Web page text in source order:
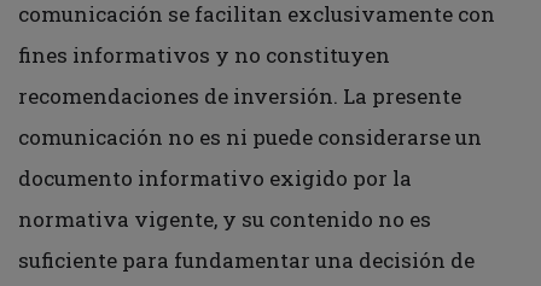
comunicación se facilitan exclusivamente con
fines informativos y no constituyen
recomendaciones de inversión. La presente
comunicación no es ni puede considerarse un
documento informativo exigido por la
normativa vigente, y su contenido no es
suficiente para fundamentar una decisión de